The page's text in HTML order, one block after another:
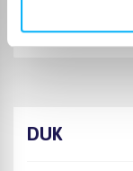
Greitas pristatymas
DUK